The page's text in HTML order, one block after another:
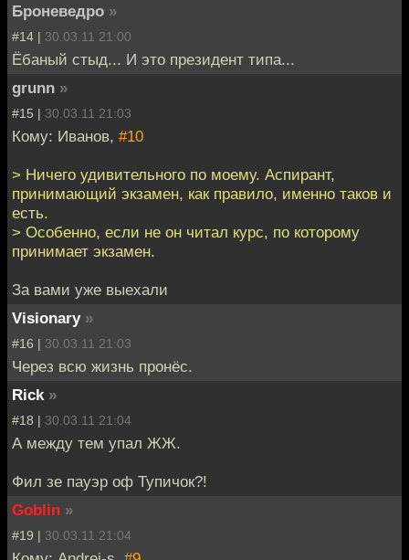
Броневедро »
#14 | 30.03.11 21:00
Ёбаный стыд... И это президент типа...
grunn »
#15 | 30.03.11 21:03
Кому: Иванов, #10
> Ничего удивительного по моему. Аспирант,
принимающий экзамен, как правило, именно таков и
есть.
> Особенно, если не он читал курс, по которому
принимает экзамен.
За вами уже выехали
Visionary »
#16 | 30.03.11 21:03
Через всю жизнь пронёс.
Riсk »
#18 | 30.03.11 21:04
А между тем упал ЖЖ.
Фил зе пауэр оф Тупичок?!
Goblin »
#19 | 30.03.11 21:04